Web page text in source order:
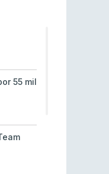
55 mil